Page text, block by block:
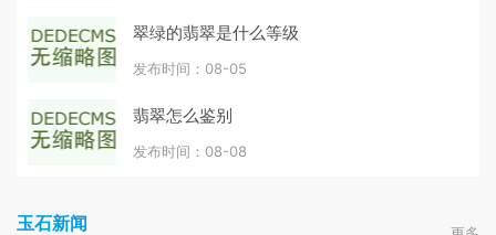
翠绿的翡翠是什么等级
发布时间：08-05
翡翠怎么鉴别
发布时间：08-08
玉石新闻